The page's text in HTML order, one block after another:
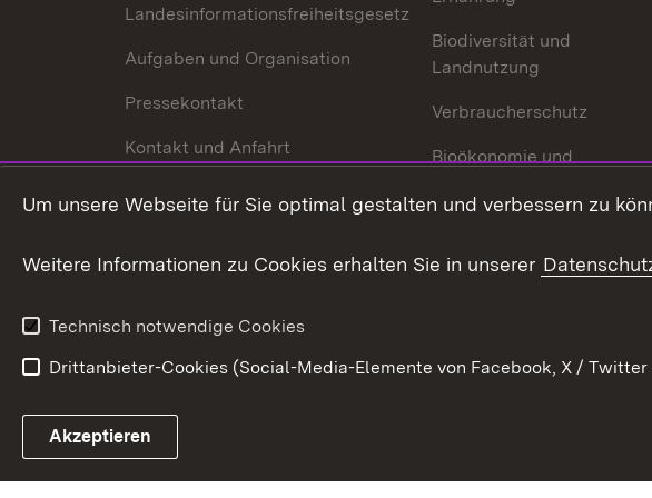
Landesinformationsfreiheitsgesetz
Aufgaben und Organisation
Pressekontakt
Kontakt und Anfahrt
Biodiversität und
Landnutzung
Verbraucherschutz
Bioökonomie und
Link zum Landesportal
Um unsere Webseite für Sie optimal gestalten und verbessern zu
Weitere Informationen zu Cookies erhalten Sie in unserer
Technisch notwendige Cookies
Drittanbieter-Cookies (Social-Media-Elemente von Facebook, X /
Akzeptieren